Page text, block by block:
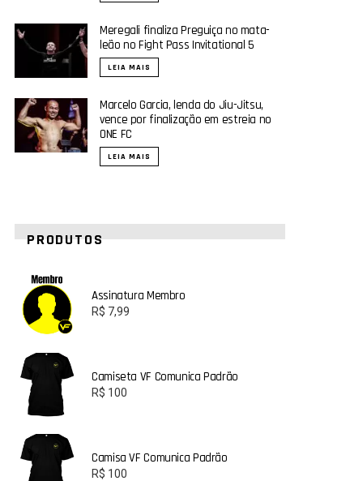
Meregali finaliza Preguiça no mata-
leão no Fight Pass Invitational 5
LEIA MAIS
Marcelo Garcia, lenda do Jiu-Jitsu,
vence por finalização em estreia no
ONE FC
LEIA MAIS
PRODUTOS
Assinatura Membro
R$ 7,99
Camiseta VF Comunica Padrão
R$ 100
Camisa VF Comunica Padrão
R$ 100